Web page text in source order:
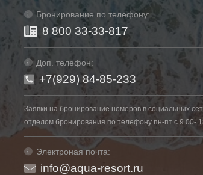
Бронирование по телефону:
8 800 33-33-817
Доп. телефон:
+7(929) 84-85-233
Заявки на бронирование номеров в социальных
отделом бронирования по телефону пн-пт с 9.00-
Электроная почта:
info@aqua-resort.ru